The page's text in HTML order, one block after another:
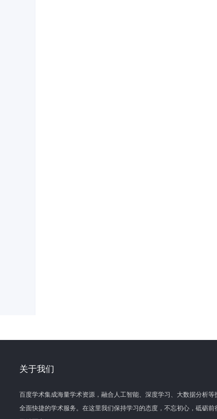
关于我们
百度学术集成海量学术资源，融合人工智能、深度学习、大数据分析
全面快捷的学术服务。在这里我们保持学习的态度，不忘初心，砥砺前